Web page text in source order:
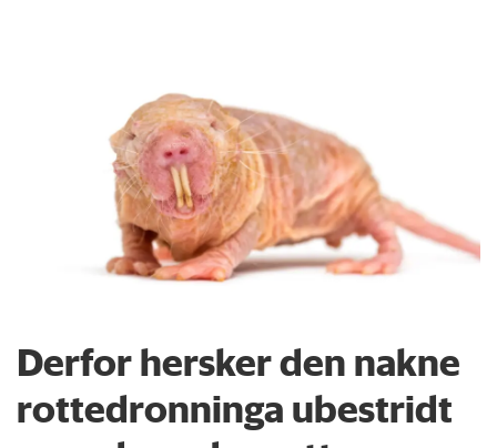
Derfor hersker den nakne
rottedronninga ubestridt